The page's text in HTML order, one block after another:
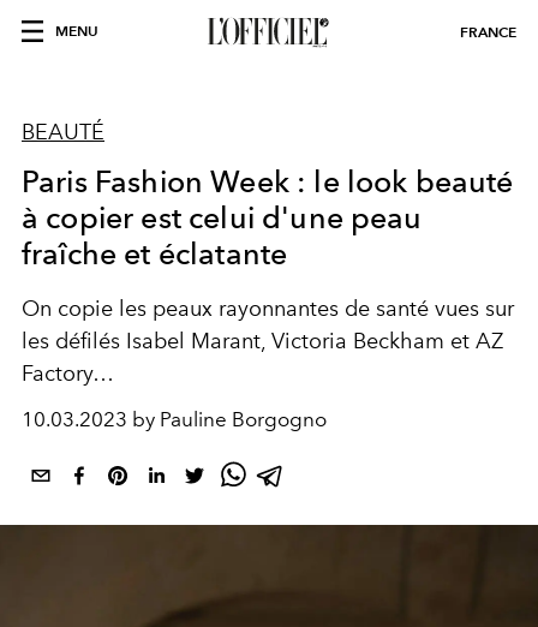
MENU FRANCE
BEAUTÉ
Paris Fashion Week : le look beauté
à copier est celui d'une peau
fraîche et éclatante
On copie les peaux rayonnantes de santé vues sur
les défilés Isabel Marant, Victoria Beckham et AZ
Factory…
10.03.2023 by Pauline Borgogno